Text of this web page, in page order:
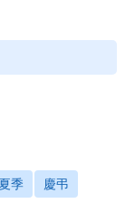
夏季 慶弔